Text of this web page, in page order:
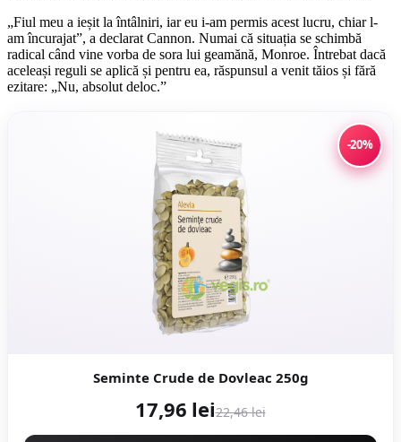
„Fiul meu a ieșit la întâlniri, iar eu i-am permis acest lucru, chiar l-
am încurajat”, a declarat Cannon. Numai că situația se schimbă
radical când vine vorba de sora lui geamănă, Monroe. Întrebat dacă
aceleași reguli se aplică și pentru ea, răspunsul a venit tăios și fără
ezitare: „Nu, absolut deloc.”
-20%
Seminte Crude de Dovleac 250g
17,96 lei22,46 lei